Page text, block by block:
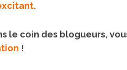
le coin des blogueurs,
!